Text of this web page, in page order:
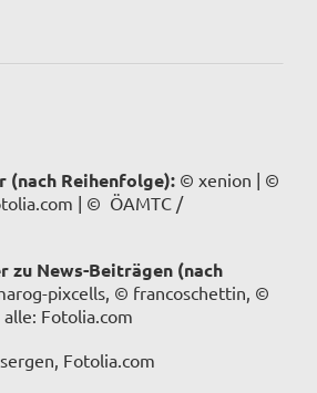
(nach Reihenfolge): © xenion | ©
| © ÖAMTC /
zu News-Beiträgen (nach
pixcells, © francoschettin, ©
Fotolia.com
Fotolia.com